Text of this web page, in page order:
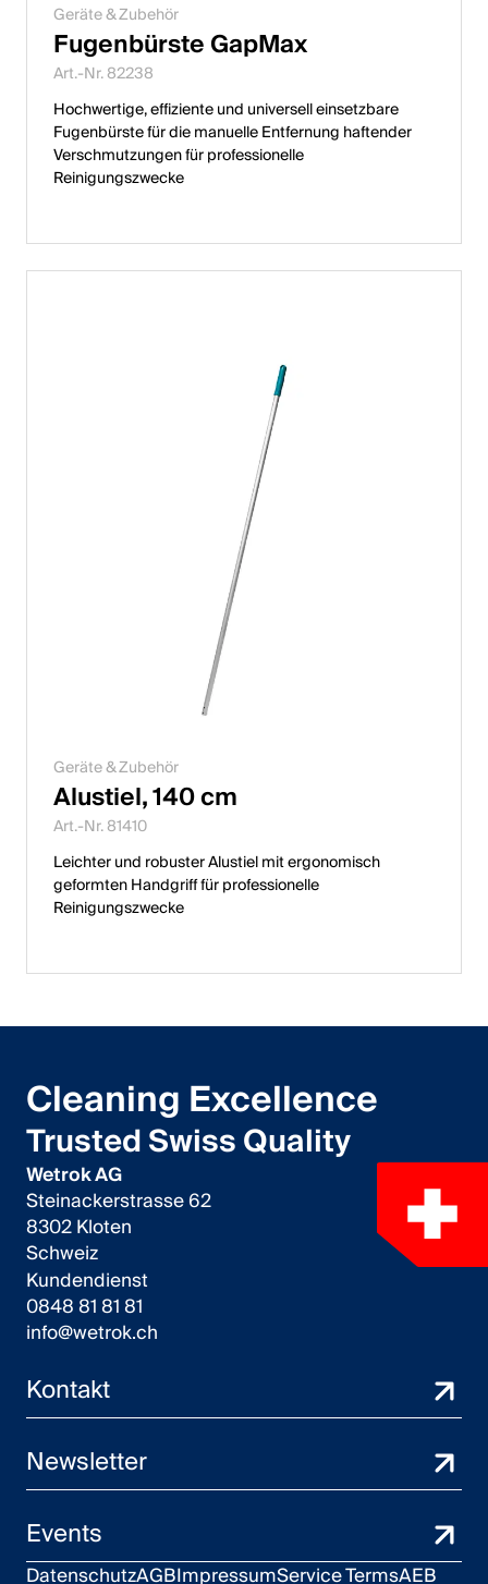
Geräte & Zubehör
Fugenbürste GapMax
Art.-Nr. 82238
Hochwertige, effiziente und universell einsetzbare
Fugenbürste für die manuelle Entfernung haftender
Verschmutzungen für professionelle
Reinigungszwecke
Geräte & Zubehör
Alustiel, 140 cm
Art.-Nr. 81410
Leichter und robuster Alustiel mit ergonomisch
geformten Handgriff für professionelle
Reinigungszwecke
Cleaning Excellence
Trusted Swiss Quality
Wetrok AG
Steinackerstrasse 62
8302 Kloten
Schweiz
Kundendienst
0848 81 81 81
info@wetrok.ch
Kontakt
Newsletter
Events
DatenschutzAGBImpressumService TermsAEB